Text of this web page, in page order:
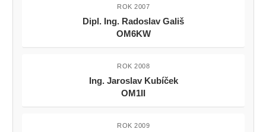
ROK 2007
Dipl. Ing. Radoslav Gališ
OM6KW
ROK 2008
Ing. Jaroslav Kubíček
OM1II
ROK 2009